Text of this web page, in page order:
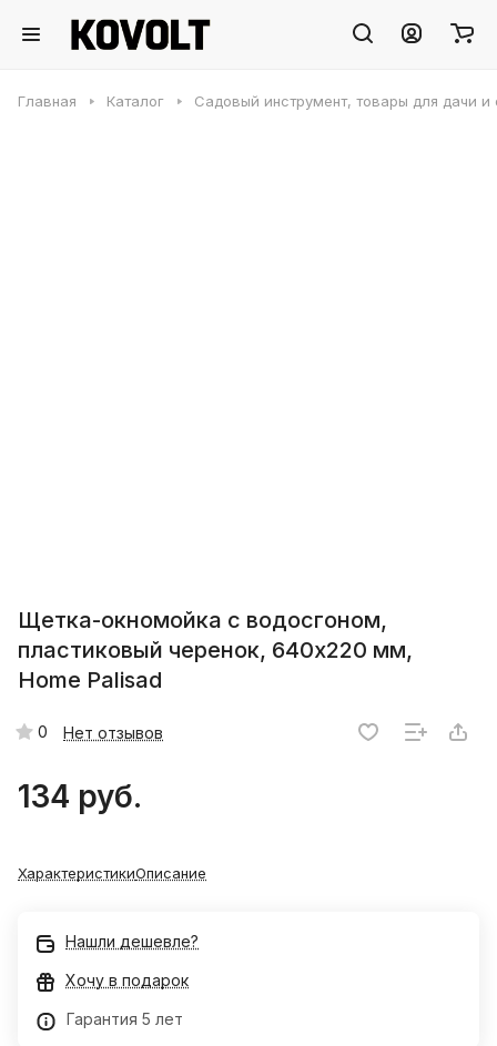
Главная Каталог Садовый инструмент, товары для дачи и
Щетка-окномойка с водосгоном,
пластиковый черенок, 640х220 мм,
Home Palisad
0 Нет отзывов
134 руб.
ХарактеристикиОписание
Нашли дешевле?
Хочу в подарок
Гарантия 5 лет